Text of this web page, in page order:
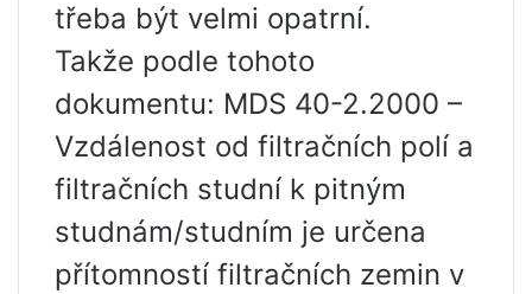
třeba být velmi opatrní.
Takže podle tohoto
dokumentu: MDS 40-2.2000 –
Vzdálenost od filtračních polí a
filtračních studní k pitným
studnám/studním je určena
přítomností filtračních zemin v